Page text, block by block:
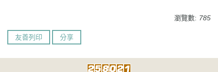
瀏覽數: 785
友善列印 分享